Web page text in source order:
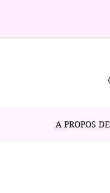
A PROPOS